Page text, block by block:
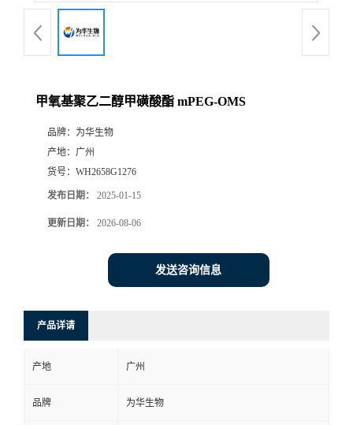
甲氧基聚乙二醇甲磺酸酯 mPEG-OMS
品牌： 为华生物
产地： 广州
货号： WH2658G1276
发布日期： 2025-01-15
更新日期： 2026-08-06
发送咨询信息
产品详请
产地 广州
品牌 为华生物